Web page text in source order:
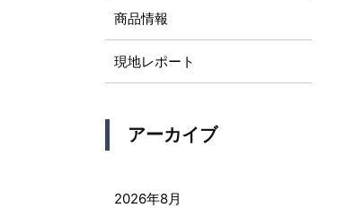
商品情報
現地レポート
アーカイブ
2026年8月